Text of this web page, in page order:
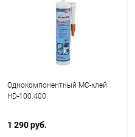
Однокомпонентный МС-клей
HD-100.400
1 290 руб.